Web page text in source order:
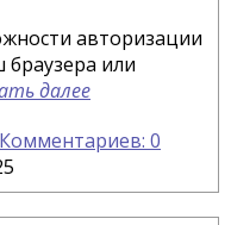
авторизации
браузера или
далее
Комментариев: 0